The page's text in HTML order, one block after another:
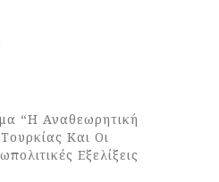
“Η Αναθεωρητική
Και Οι
Εξελίξεις